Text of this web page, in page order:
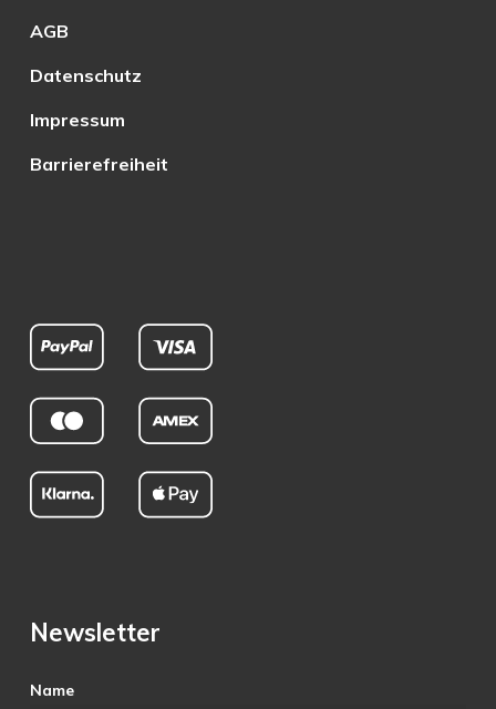
AGB
Datenschutz
Impressum
Barrierefreiheit
Newsletter
Name